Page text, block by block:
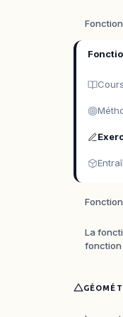
Cours
La